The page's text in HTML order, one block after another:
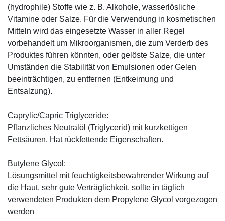
(hydrophile) Stoffe wie z. B. Alkohole, wasserlösliche
Vitamine oder Salze. Für die Verwendung in kosmetischen
Mitteln wird das eingesetzte Wasser in aller Regel
vorbehandelt um Mikroorganismen, die zum Verderb des
Produktes führen könnten, oder gelöste Salze, die unter
Umständen die Stabilität von Emulsionen oder Gelen
beeinträchtigen, zu entfernen (Entkeimung und
Entsalzung).
Caprylic/Capric Triglyceride:
Pflanzliches Neutralöl (Triglycerid) mit kurzkettigen
Fettsäuren. Hat rückfettende Eigenschaften.
Butylene Glycol:
Lösungsmittel mit feuchtigkeitsbewahrender Wirkung auf
die Haut, sehr gute Verträglichkeit, sollte in täglich
verwendeten Produkten dem Propylene Glycol vorgezogen
werden